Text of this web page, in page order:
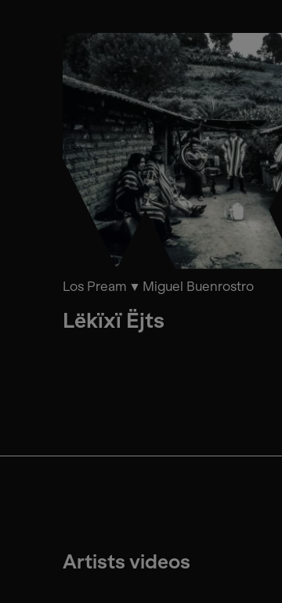
Los Pream Miguel Buenrostro
Lëkïxï Ëjts
Artists videos